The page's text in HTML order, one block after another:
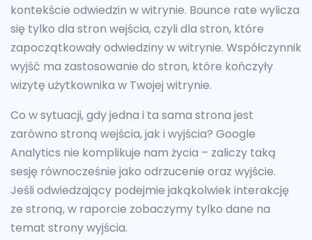
kontekście odwiedzin w witrynie. Bounce rate wylicza
się tylko dla stron wejścia, czyli dla stron, które
zapoczątkowały odwiedziny w witrynie. Współczynnik
wyjść ma zastosowanie do stron, które kończyły
wizytę użytkownika w Twojej witrynie.
Co w sytuacji, gdy jedna i ta sama strona jest
zarówno stroną wejścia, jak i wyjścia? Google
Analytics nie komplikuje nam życia – zaliczy taką
sesję równocześnie jako odrzucenie oraz wyjście.
Jeśli odwiedzający podejmie jakąkolwiek interakcję
ze stroną, w raporcie zobaczymy tylko dane na
temat strony wyjścia.